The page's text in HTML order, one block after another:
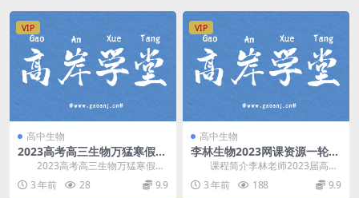
VIP
高中生物
2023高考高三生物万猛寒假班
（7.36G高清视频）百度网盘
分享
2023高考高三生物万猛寒假
班，百度网盘分享高考生物复习课
程7.36G高清视...
3 年前 28 9.9
VIP
高中生物
李林生物2023网课资源一轮新
高考生物复习
课程简介李林老师2023届高考
生物一轮复习 录播+直播讲解，包
含：66节核心...
3 年前 188 9.9